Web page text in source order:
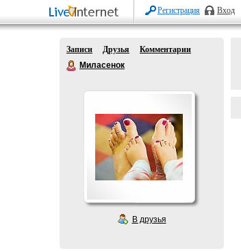
Регистрация Вход
Записи Друзья
Комментарии
Миласенок
В друзья